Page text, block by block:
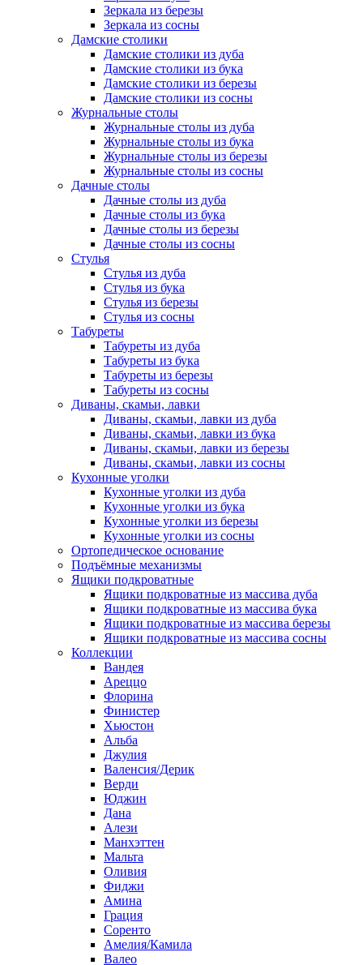
Зеркала из березы
Зеркала из сосны
Дамские столики
Дамские столики из дуба
Дамские столики из бука
Дамские столики из березы
Дамские столики из сосны
Журнальные столы
Журнальные столы из дуба
Журнальные столы из бука
Журнальные столы из березы
Журнальные столы из сосны
Дачные столы
Дачные столы из дуба
Дачные столы из бука
Дачные столы из березы
Дачные столы из сосны
Стулья
Стулья из дуба
Стулья из бука
Стулья из березы
Стулья из сосны
Табуреты
Табуреты из дуба
Табуреты из бука
Табуреты из березы
Табуреты из сосны
Диваны, скамьи, лавки
Диваны, скамьи, лавки из дуба
Диваны, скамьи, лавки из бука
Диваны, скамьи, лавки из березы
Диваны, скамьи, лавки из сосны
Кухонные уголки
Кухонные уголки из дуба
Кухонные уголки из бука
Кухонные уголки из березы
Кухонные уголки из сосны
Ортопедическое основание
Подъёмные механизмы
Ящики подкроватные
Ящики подкроватные из массива дуба
Ящики подкроватные из массива бука
Ящики подкроватные из массива березы
Ящики подкроватные из массива сосны
Коллекции
Вандея
Ареццо
Флорина
Финистер
Хьюстон
Альба
Джулия
Валенсия/Дерик
Верди
Юджин
Дана
Алези
Манхэттен
Мальта
Оливия
Фиджи
Амина
Грация
Соренто
Амелия/Камила
Валео